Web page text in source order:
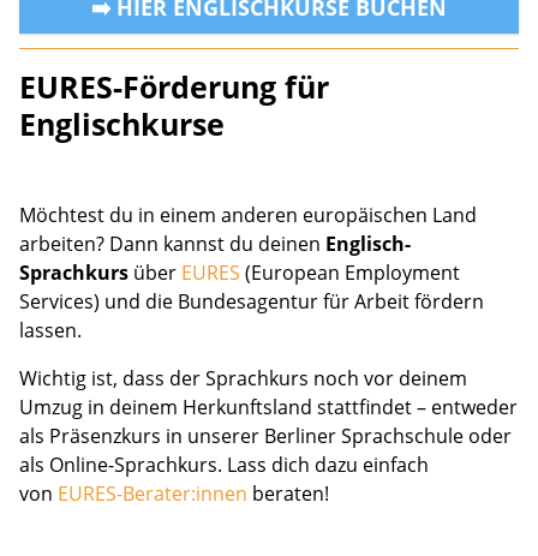
➡️ HIER ENGLISCHKURSE BUCHEN
EURES-Förderung für
Englischkurse
Möchtest du in einem anderen europäischen Land
arbeiten? Dann kannst du deinen Englisch-
Sprachkurs über EURES (European Employment
Services) und die Bundesagentur für Arbeit fördern
lassen.
Wichtig ist, dass der Sprachkurs noch vor deinem
Umzug in deinem Herkunftsland stattfindet – entweder
als Präsenzkurs in unserer Berliner Sprachschule oder
als Online-Sprachkurs. Lass dich dazu einfach
von EURES-Berater:innen beraten!